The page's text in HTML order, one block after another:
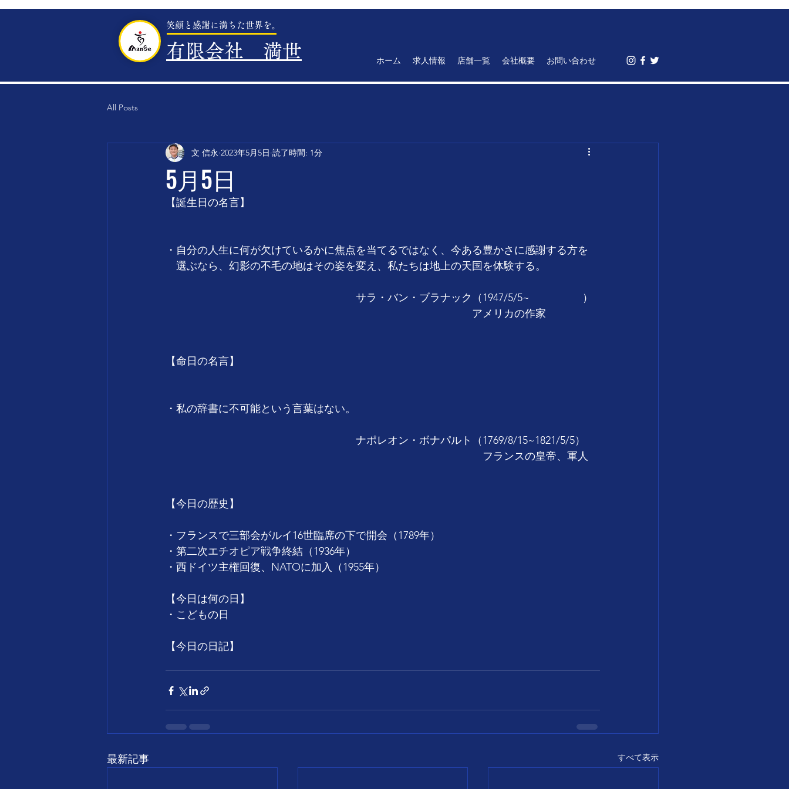
笑顔と感謝に満ちた世界を。
有限会社 満世 ホーム 求人情報 店舗一覧 会社概要 お問い合わせ
All Posts
5月5日
文 信永 2023年5月5日 読了時間: 1分
【誕生日の名言】
・自分の人生に何が欠けているかに焦点を当てるではなく、今ある豊かさに感謝する方を
選ぶなら、幻影の不毛の地はその姿を変え、私たちは地上の天国を体験する。
サラ・バン・ブラナック（1947/5/5~　　　　　）
アメリカの作家
【命日の名言】
・私の辞書に不可能という言葉はない。
ナポレオン・ボナパルト（1769/8/15~1821/5/5）
フランスの皇帝、軍人
【今日の歴史】
・フランスで三部会がルイ16世臨席の下で開会（1789年）
・第二次エチオピア戦争終結（1936年）
・西ドイツ主権回復、NATOに加入（1955年）
【今日は何の日】
・こどもの日
【今日の日記】
最新記事 すべて表示